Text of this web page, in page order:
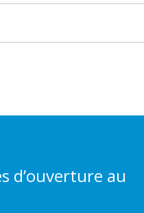
d’ouverture au